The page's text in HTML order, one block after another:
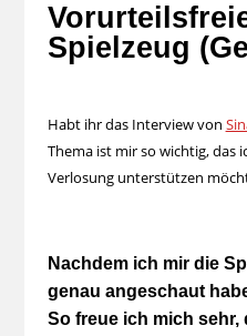
Spielzeug
Habt ihr das Interview von
Thema ist mir so wichtig, das
Verlosung unterstützen
Nachdem ich mir die
genau angeschaut
So freue ich mich sehr,